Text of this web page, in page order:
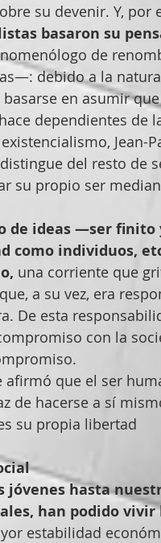
su devenir. Y,
basaron su
de
debido a la
en asumir
dependientes de
Jean-
del resto de
su propio ser
de ideas —ser
como individuos,
una corriente que
a su vez, era
De esta
con la
afirmó que el ser
de hacerse a sí
su propia libertad
jóvenes hasta
han podido
estabilidad